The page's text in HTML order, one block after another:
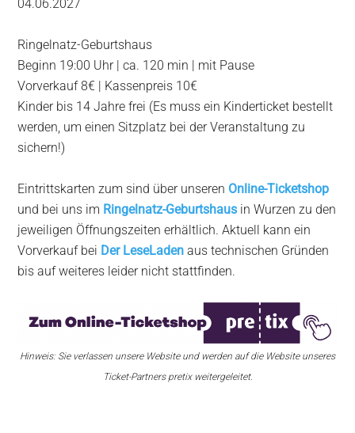
04.06.2027
Ringelnatz-Geburtshaus
Beginn 19:00 Uhr | ca. 120 min | mit Pause
Vorverkauf 8€ | Kassenpreis 10€
Kinder bis 14 Jahre frei (Es muss ein Kinderticket bestellt
werden, um einen Sitzplatz bei der Veranstaltung zu
sichern!)
Eintrittskarten zum sind über unseren Online-Ticketshop
und bei uns im Ringelnatz-Geburtshaus in Wurzen zu den
jeweiligen Öffnungszeiten erhältlich. Aktuell kann ein
Vorverkauf bei Der LeseLaden aus technischen Gründen
bis auf weiteres leider nicht stattfinden.
Hinweis: Sie verlassen unsere Website und werden auf die Website unseres
Ticket-Partners pretix weitergeleitet.